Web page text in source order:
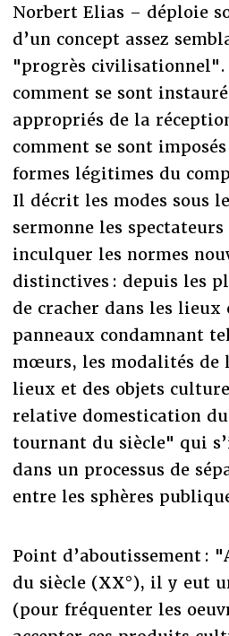
Norbert Elias – déploie
d’un concept assez
"progrès
comment se sont
appropriés de la
comment se sont
formes légitimes du
Il décrit les modes sous
sermonne les
inculquer les normes
distinctives : depuis les
de cracher dans les
panneaux condamnant
mœurs, les modalités de
lieux et des objets
relative domestication
tournant du siècle" qui
dans un processus de
entre les sphères
Point d’aboutissement :
du siècle (XX°), il y eut
(pour fréquenter les